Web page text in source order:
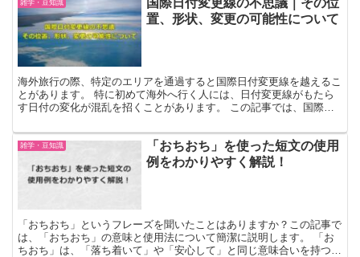
雑学・豆知識
置、形状、変更の可能性について
海外旅行の際、特定のエリアを通過すると国際日付変更線を越えるこ
とがあります。 特に初めて海外へ行く人には、日付変更線がもたら
す日付の変化が混乱を招くことがあります。 この記事では、国際日
雑学・豆知識
「おちおち」を使った短文の使用
例をわかりやすく解説！
「おちおち」というフレーズを聞いたことはありますか？この記事で
は、「おちおち」の意味と使用法について簡潔に説明します。 「お
ちおち」は、「落ち着いて」や「安心して」と同じ意味合いを持つ言